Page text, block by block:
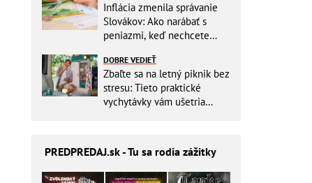
Inflácia zmenila správanie
Slovákov: Ako narábať s
peniazmi, keď nechcete
DOBRE VEDIEŤ
Zbaľte sa na letný piknik bez
stresu: Tieto praktické
vychytávky vám ušetria
PREDPREDAJ.sk - Tu sa rodia zážitky